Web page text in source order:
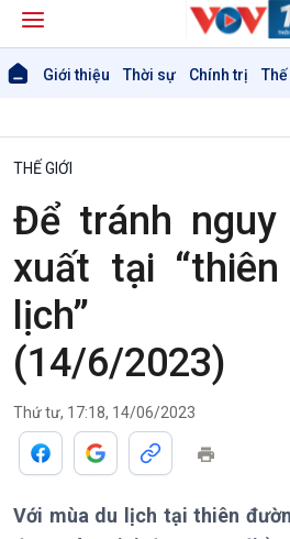
Giới thiệu Thời sự Chính trị
Giới thiệu
Chính trị
THẾ GIỚI
Để tránh
xuất tại
lịch”
(14/6/2023)
Thứ tư, 17:18, 14/06/2023
Với mùa du lịch tại thiên